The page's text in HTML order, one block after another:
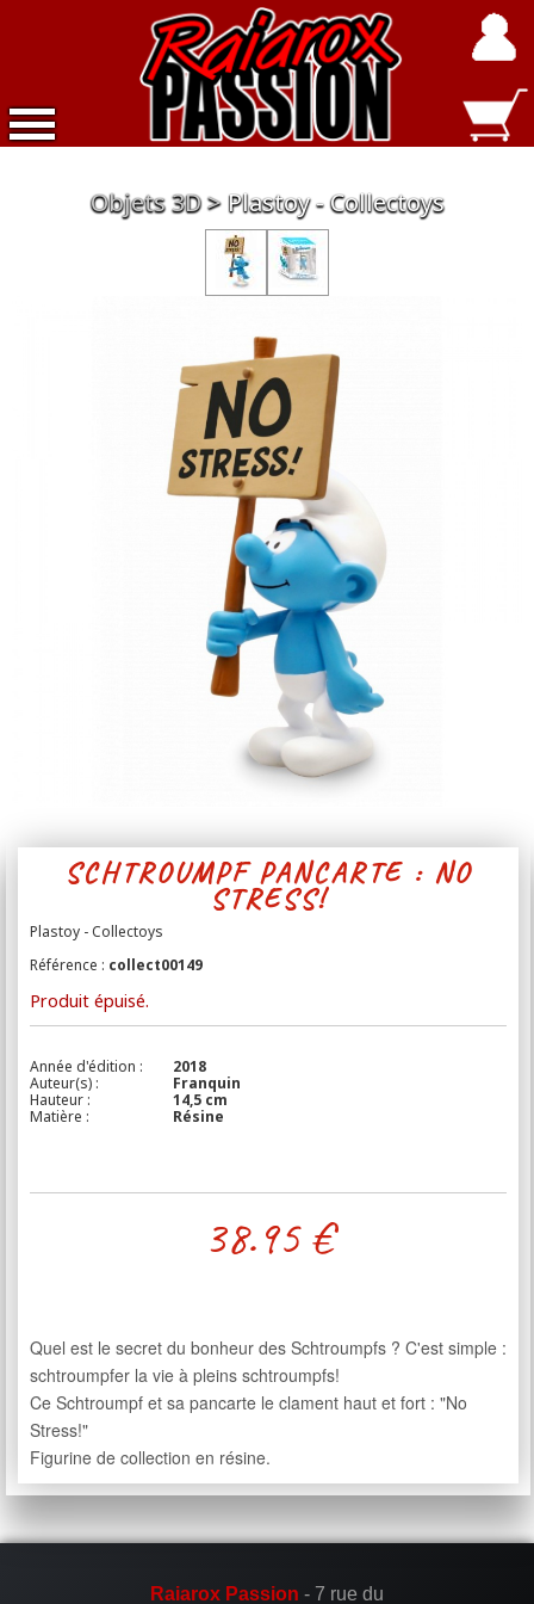
Objets 3D Plastoy - Collectoys
SCHTROUMPF PANCARTE : NO
STRESS!
Plastoy - Collectoys
Référence : collect00149
Produit épuisé.
Année d'édition :
2018
Auteur(s) :
Franquin
Hauteur :
14,5 cm
Matière :
Résine
38.95€
Quel est le secret du bonheur des Schtroumpfs ? C'est simple :
schtroumpfer la vie à pleins schtroumpfs!
Ce Schtroumpf et sa pancarte le clament haut et fort : "No
Stress!"
Figurine de collection en résine.
Raiarox Passion - 7 rue du